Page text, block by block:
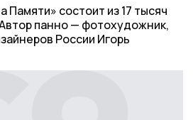
Памяти» состоит из 17 тысяч
панно — фотохудожник,
России Игорь